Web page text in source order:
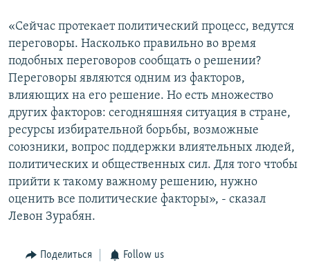
«Сейчас протекает политический процесс, ведутся
переговоры. Насколько правильно во время
подобных переговоров сообщать о решении?
Переговоры являются одним из факторов,
влияющих на его решение. Но есть множество
других факторов: сегодняшняя ситуация в стране,
ресурсы избирательной борьбы, возможные
союзники, вопрос поддержки влиятельных людей,
политических и общественных сил. Для того чтобы
прийти к такому важному решению, нужно
оценить все политические факторы», - сказал
Левон Зурабян.
Поделиться Follow us